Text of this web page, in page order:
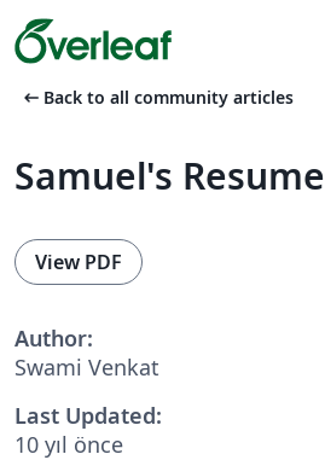
arrow_left_alt Back to all community articles
Samuel's Resume
View PDF
Author:
Swami Venkat
Last Updated:
10 yıl önce